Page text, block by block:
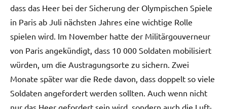
dass das Heer bei der Sicherung der Olympischen Spiele
in Paris ab Juli nächsten Jahres eine wichtige Rolle
spielen wird. Im November hatte der Militärgouverneur
von Paris angekündigt, dass 10 000 Soldaten mobilisiert
würden, um die Austragungsorte zu sichern. Zwei
Monate später war die Rede davon, dass doppelt so viele
Soldaten angefordert werden sollten. Auch wenn nicht
nur das Heer gefordert sein wird, sondern auch die Luft-